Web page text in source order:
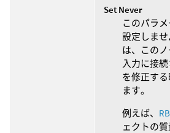
Set Never
このパラ
設定しま
は、この
入力に接
を修正す
ます。
例えば、
ェクトの